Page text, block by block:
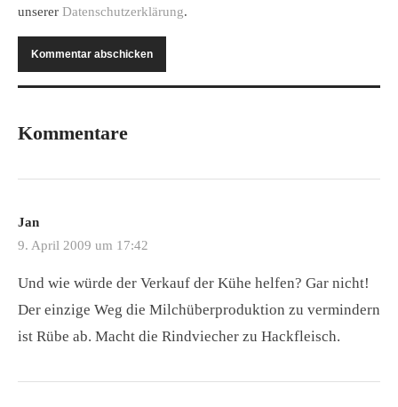
unserer Datenschutzerklärung.
Kommentare
Jan
9. April 2009 um 17:42
Und wie würde der Verkauf der Kühe helfen? Gar nicht!
Der einzige Weg die Milchüberproduktion zu vermindern
ist Rübe ab. Macht die Rindviecher zu Hackfleisch.